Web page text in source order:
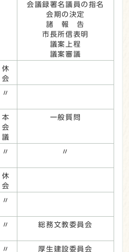
会議録署名議員の指名
会期の決定
諸 報 告
市長所信表明
議案上程
議案審議
休
会
〃
本
会
議
一般質問
〃 〃
休
会
〃
〃 総務文教委員会
〃 厚生建設委員会